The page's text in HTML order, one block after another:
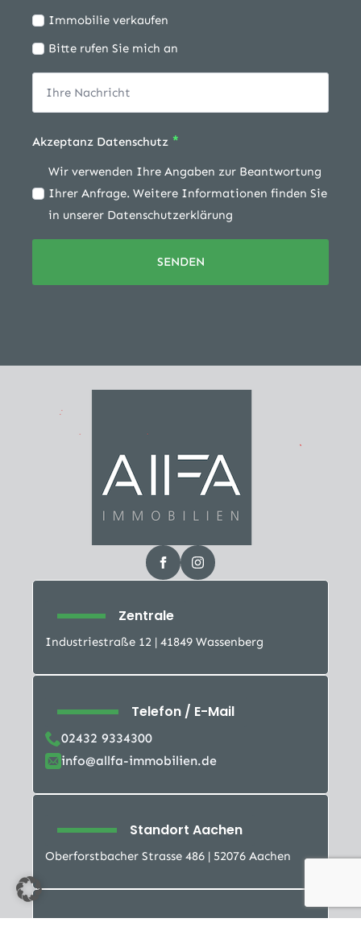
möchte:
Immobilie verkaufen
Bitte rufen Sie mich an
Akzeptanz Datenschutz *
Wir verwenden Ihre Angaben zur Beantwortung
Ihrer Anfrage. Weitere Informationen finden Sie
in unserer Datenschutzerklärung
SENDEN
Zentrale
Industriestraße 12 | 41849 Wassenberg
Telefon / E-Mail
02432 9334300
info@allfa-immobilien.de
Standort Aachen
Oberforstbacher Strasse 486 | 52076 Aachen